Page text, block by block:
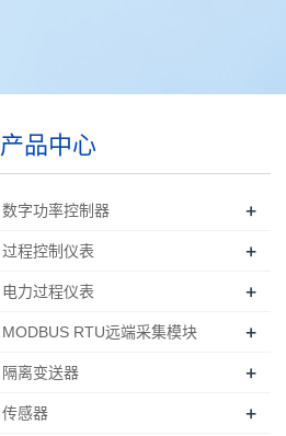
产品中心
数字功率控制器 +
过程控制仪表 +
电力过程仪表 +
MODBUS RTU远端采集模块 +
隔离变送器 +
传感器 +